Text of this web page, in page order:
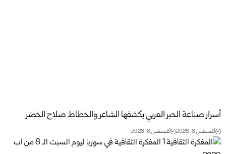
أسرار صناعة الحبر العربي يكشفها الشاعر والخطاط صلاح الخضر
أغسطس 8, 2026 أغسطس 8, 2026